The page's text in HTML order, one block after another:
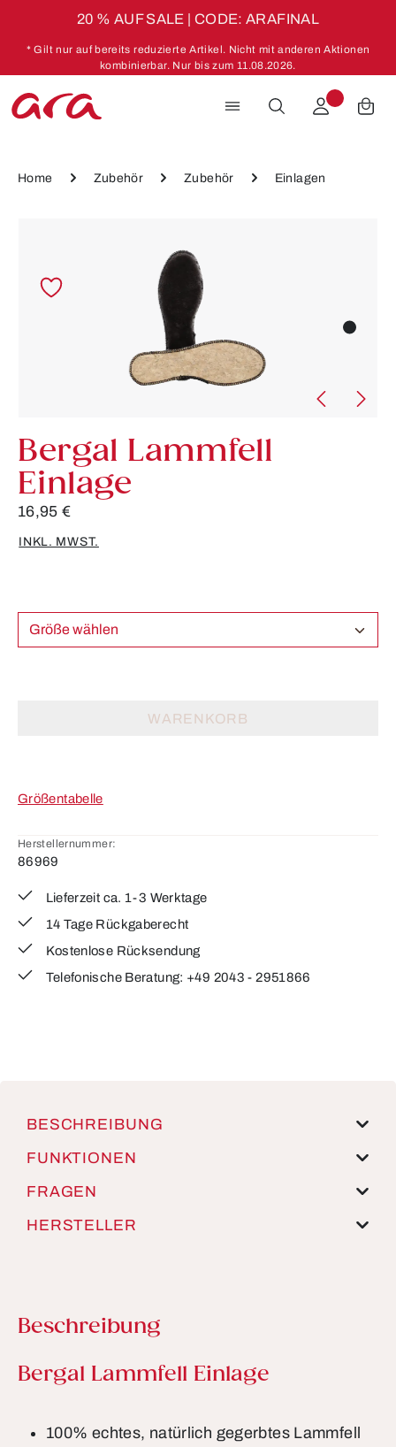
20 % AUF SALE | CODE: ARAFINAL
* Gilt nur auf bereits reduzierte Artikel. Nicht mit anderen Aktionen
kombinierbar. Nur bis zum 11.08.2026.
Home Zubehör Zubehör Einlagen
Bergal Lammfell
Einlage
16,95 €
INKL. MWST.
Größe wählen
WARENKORB
Größentabelle
Herstellernummer:
86969
Lieferzeit ca. 1-3 Werktage
14 Tage Rückgaberecht
Kostenlose Rücksendung
Telefonische Beratung: +49 2043 - 2951866
BESCHREIBUNG
FUNKTIONEN
FRAGEN
HERSTELLER
Beschreibung
Produktinformationen
Bergal Lammfell Einlage
100% echtes, natürlich gegerbtes Lammfell